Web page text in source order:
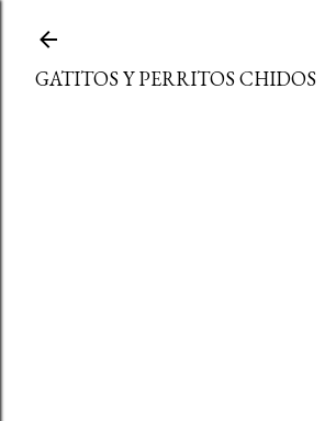
GATITOS Y PERRITOS CHIDOS